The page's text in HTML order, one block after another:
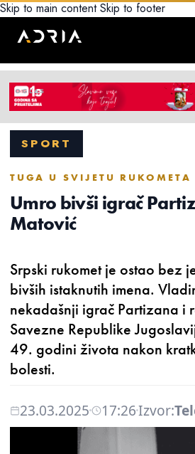
Skip to main content Skip to footer
SPORT
TUGA U SVIJETU RUKOMETA
Umro bivši igrač
Matović
Srpski rukomet je ostao bez
bivših istaknutih imena.
nekadašnji igrač Partizana i
Savezne Republike
49. godini života nakon
bolesti.
23.03.2025 17:26Izvor: